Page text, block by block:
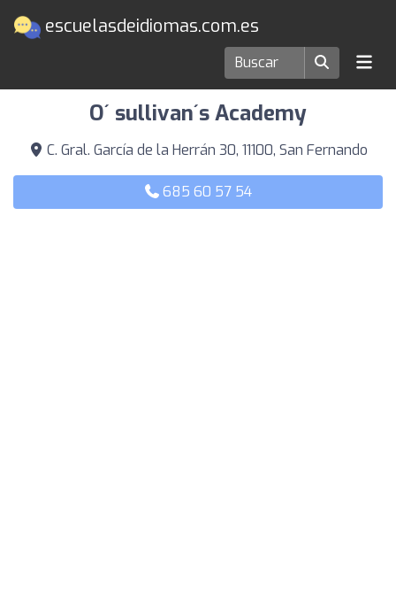
escuelasdeidiomas.com.es
Escuelas de idiomas en San Fernando
O´ sullivan´s Academy
C. Gral. García de la Herrán 30, 11100, San Fernando
685 60 57 54